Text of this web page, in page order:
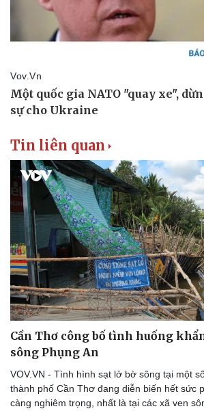
Tin liên quan
Cần Thơ công bố tình huống
sông Phụng An
VOV.VN - Tình hình sạt lở bờ sông tại một
thành phố Cần Thơ đang diễn biến hết sức
càng nghiêm trọng, nhất là tại các xã ven